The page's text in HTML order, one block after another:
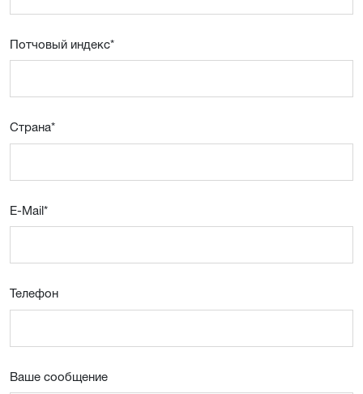
Потчовый индекс*
Страна*
E-Mail*
Телефон
Ваше сообщение